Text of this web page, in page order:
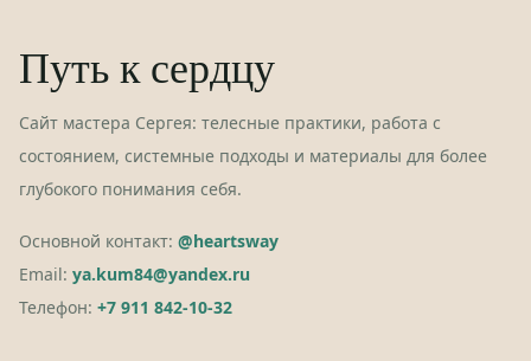
Путь к сердцу
Сайт мастера Сергея: телесные практики, работа с
состоянием, системные подходы и материалы для более
глубокого понимания себя.
Основной контакт: @heartsway
Email: ya.kum84@yandex.ru
Телефон: +7 911 842-10-32